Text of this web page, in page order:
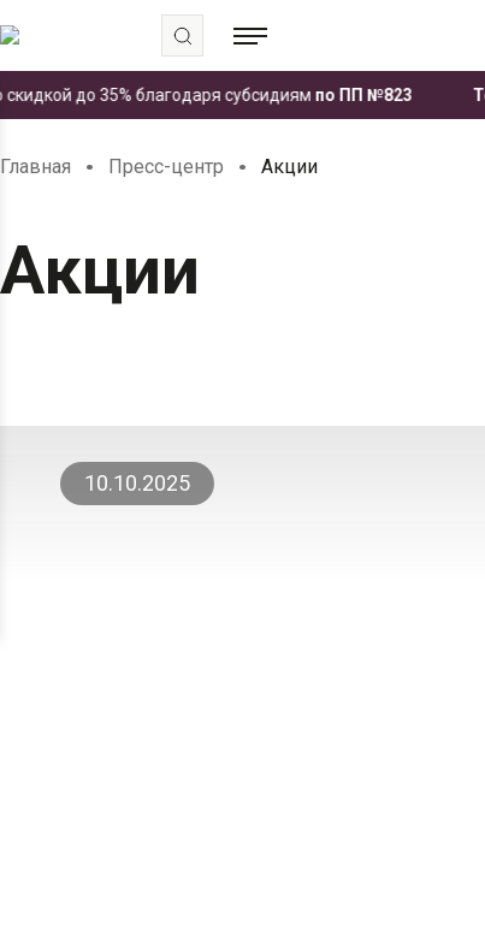
до 35% благодаря субсидиямпо ПП №823
Главная . Пресс-центр . Акции
Акции
10.10.2025